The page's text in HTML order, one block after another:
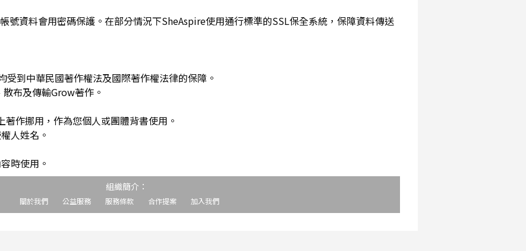
號資料會用密碼保護。在部分情況下SheAspire使用通行標準的SSL保全系統，保障資料傳送
受到中華民國著作權法及國際著作權法律的保障。
布及傳輸Grow著作。
著作挪用，作為您個人或團體背書使用。
人姓名。
時使用。
組織簡介：
關於我們 公益服務 服務條款 合作提案 加入我們